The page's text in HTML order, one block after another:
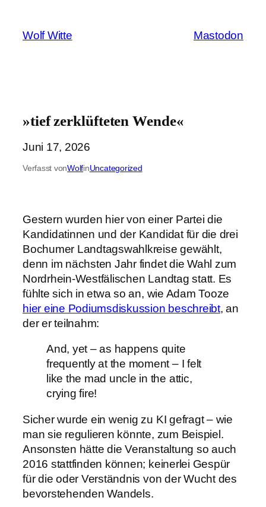
springen
Wolf Witte Mastodon
»tief zerklüfteten Wende«
Juni 17, 2026
Verfasst vonWolfinUncategorized
Gestern wurden hier von einer Partei die
Kandidatinnen und der Kandidat für die drei
Bochumer Landtagswahlkreise gewählt,
denn im nächsten Jahr findet die Wahl zum
Nordrhein-Westfälischen Landtag statt. Es
fühlte sich in etwa so an, wie Adam Tooze
hier eine Podiumsdiskussion beschreibt, an
der er teilnahm:
And, yet – as happens quite
frequently at the moment – I felt
like the mad uncle in the attic,
crying fire!
Sicher wurde ein wenig zu KI gefragt – wie
man sie regulieren könnte, zum Beispiel.
Ansonsten hätte die Veranstaltung so auch
2016 stattfinden können; keinerlei Gespür
für die oder Verständnis von der Wucht des
bevorstehenden Wandels.